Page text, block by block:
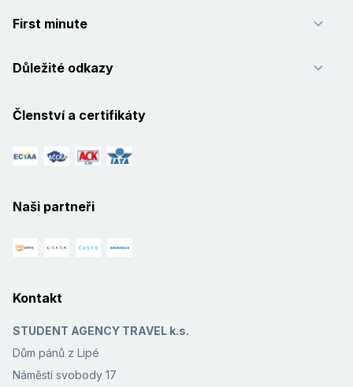
First minute
Důležité odkazy
Členství a certifikáty
Naši partneři
Kontakt
STUDENT AGENCY TRAVEL k.s.
Dům pánů z Lipé
Náměstí svobody 17